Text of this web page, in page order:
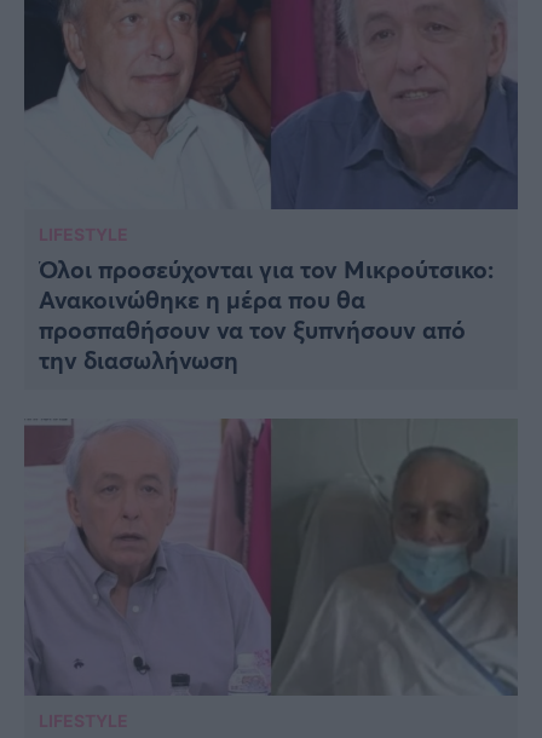
LIFESTYLE
Όλοι προσεύχονται για τον Μικρούτσικο:
Ανακοινώθηκε η μέρα που θα
προσπαθήσουν να τον ξυπνήσουν από
την διασωλήνωση
LIFESTYLE